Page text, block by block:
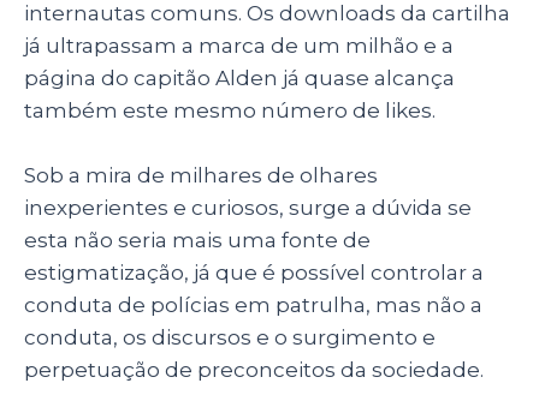
internautas comuns. Os downloads da cartilha
já ultrapassam a marca de um milhão e a
página do capitão Alden já quase alcança
também este mesmo número de likes.
Sob a mira de milhares de olhares
inexperientes e curiosos, surge a dúvida se
esta não seria mais uma fonte de
estigmatização, já que é possível controlar a
conduta de polícias em patrulha, mas não a
conduta, os discursos e o surgimento e
perpetuação de preconceitos da sociedade.